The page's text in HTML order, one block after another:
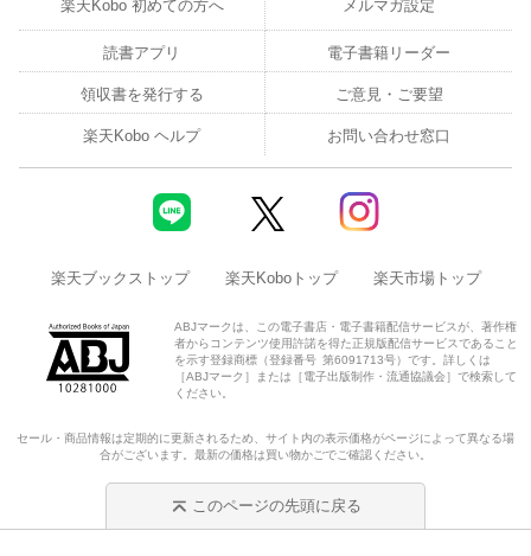
楽天Kobo 初めての方へ メルマガ設定
読書アプリ 電子書籍リーダー
領収書を発行する ご意見・ご要望
楽天Kobo ヘルプ お問い合わせ窓口
楽天ブックストップ 楽天Koboトップ 楽天市場トップ
ABJマークは、この電子書店・電子書籍配信サービスが、著作権
者からコンテンツ使用許諾を得た正規版配信サービスであること
を示す登録商標（登録番号 第6091713号）です。詳しくは
［ABJマーク］または［電子出版制作・流通協議会］で検索して
ください。
セール・商品情報は定期的に更新されるため、サイト内の表示価格がページによって異なる場
合がございます。最新の価格は買い物かごでご確認ください。
このページの先頭に戻る